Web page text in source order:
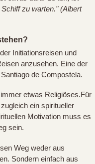
zu warten." (Albert
Initiationsreisen und
anzusehen. Eine der
de Compostela.
etwas Religiöses.Für
ein spiritueller
Motivation muss es
sein.
Weg weder aus
Sondern einfach aus